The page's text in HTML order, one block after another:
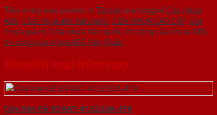
This entry was posted in Tin tứcand tagged Cửa nhựa
ABS, Cửa nhựa abs hàn quốc, CỬA NHỰA CAO CẤP, cửa
nhựa giá rẻ, Cửa nhựa hàn quốc, thi công cửa nhựa ABS,
thi công cửa nhựa ABS Hàn Quốc.
Khuyến mại hôm nay
Cửa Vân Gỗ 5D KAT-41.52.52A-4TK